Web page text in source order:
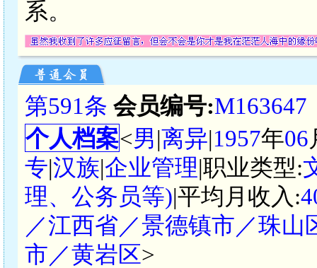
系。
第591条 会员编号:M163647
个人档案<男|离异|1957年06
专|汉族|企业管理|职业类型:
理、公务员等)|平均月收入:
／江西省／景德镇市／珠山
市／黄岩区>